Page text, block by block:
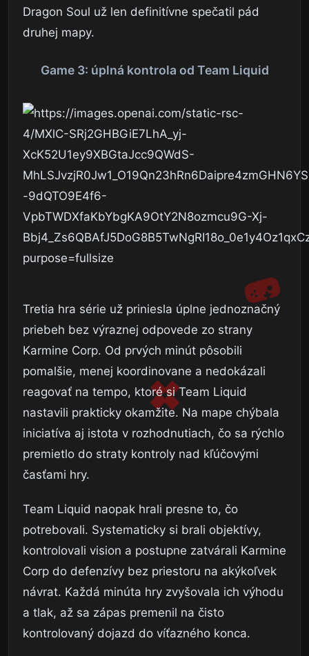
Dragon Soul už len definitívne spečatil pád
druhej mapy.
Game 3: úplná kontrola od Team Liquid
Tretia hra série už priniesla úplne jednoznačný
priebeh bez výraznej odpovede zo strany
Karmine Corp. Od prvých minút pôsobili
pomalšie, menej koordinovane a nedokázali
reagovať na tempo, ktoré si Team Liquid
nastavili prakticky okamžite. Na mape chýbala
iniciatíva aj istota v rozhodnutiach, čo sa rýchlo
premietlo do straty kontroly nad kľúčovými
časťami hry.
Team Liquid naopak hrali presne to, čo
potrebovali. Systematicky si brali objektívy,
kontrolovali vision a postupne zatvárali Karmine
Corp do defenzívy bez priestoru na akýkoľvek
návrat. Každá minúta hry zvyšovala ich výhodu
a tlak, až sa zápas premenil na čisto
kontrolovaný dojazd do víťazného konca.